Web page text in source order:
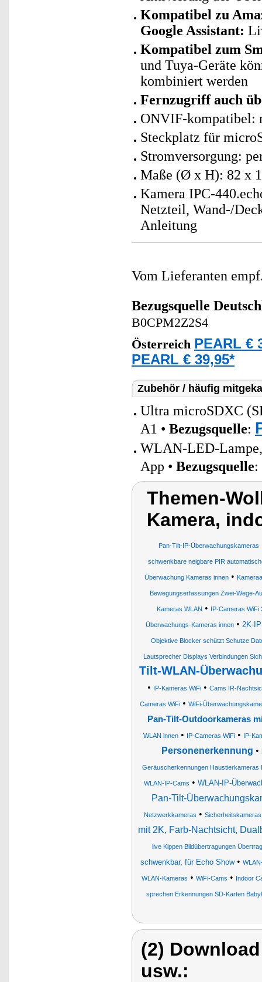
Kompatibel zu
Google Assistant:
Kompatibel zum
und Tuya-Geräte
kombiniert werden
Fernzugriff auch
ONVIF-kompatibel:
Steckplatz für
Stromversorgung:
Maße (Ø x H): 82 x
Kamera IPC-
Netzteil, Wand-/
Anleitung
Vom Lieferanten
Bezugsquelle
B0CPM2Z2S4
Österreich PEARL €
PEARL € 39,95*
Zubehör / häufig
Ultra microSDXC
A1 • Bezugsquelle:
WLAN-LED-
App • Bezugsquelle:
Themen-
Kamera,
Pan-Tilt-IP-Überwachungskameras
schwenkbare neigbare PIR
Überwachung Kameras innen •
Bewegungserfassungen Zwei-Wege-
Kameras WLAN • IP-Cameras WiFi
Überwachungs-Kameras innen• 2K-
Objektive Blocker schützt Schutze
Lautsprecher Displays Verbindungen
Tilt-WLAN-
• IP-Kameras WiFi • Cams IR-
Cameras WiFi • WiFi-
Pan-Tilt-Outdoorkameras
WLAN innen • IP-Cameras WiFi • IP-
Personenerkennung •
Geräuscherkennungen Haustierkameras
WLAN-IP-Cams • WLAN-IP-
Pan-Tilt-
Netzwerkkameras • Sicherheitskameras
mit 2K, Farb-Nachtsicht,
live Kippen Bildübertragungen
schwenkbar, für Echo Show•
WLAN-Kameras • WiFi-Cams • Indoor
sprechen Erkennungen SD-Karten
(2)
usw.: